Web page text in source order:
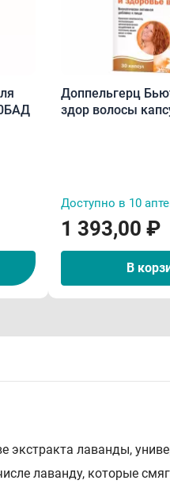
Доппельгерц
здор волосы
Доступно в 10
1 393,00 ₽
В
лаванды,
лаванду, которые